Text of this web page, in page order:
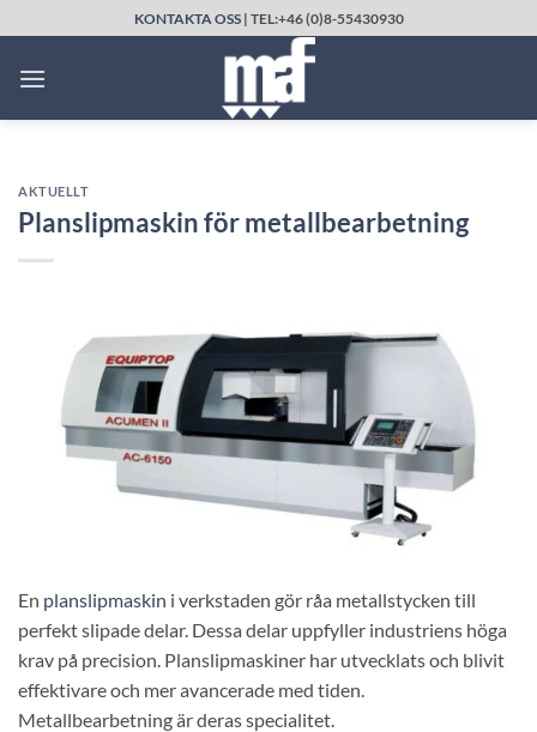
to
content
KONTAKTA OSS| TEL:+46 (0)8-55430930
AKTUELLT
Planslipmaskin för metallbearbetning
En planslipmaskin i verkstaden gör råa metallstycken till
perfekt slipade delar. Dessa delar uppfyller industriens höga
krav på precision. Planslipmaskiner har utvecklats och blivit
effektivare och mer avancerade med tiden.
Metallbearbetning är deras specialitet.